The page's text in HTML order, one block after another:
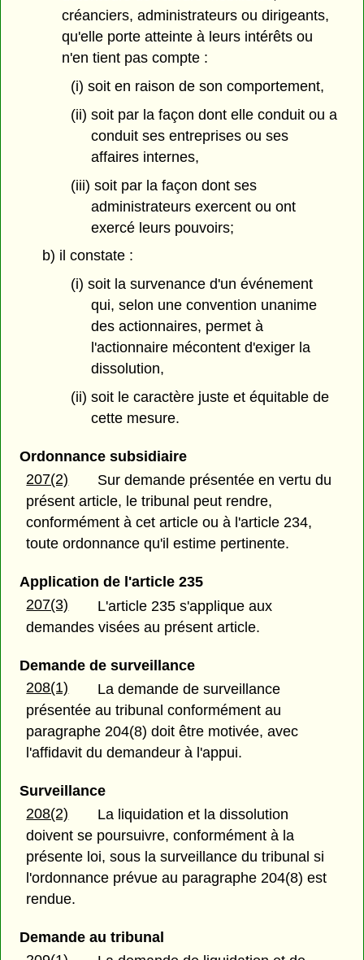
créanciers, administrateurs ou dirigeants,
qu'elle porte atteinte à leurs intérêts ou
n'en tient pas compte :
(i) soit en raison de son comportement,
(ii) soit par la façon dont elle conduit ou a
conduit ses entreprises ou ses
affaires internes,
(iii) soit par la façon dont ses
administrateurs exercent ou ont
exercé leurs pouvoirs;
b) il constate :
(i) soit la survenance d'un événement
qui, selon une convention unanime
des actionnaires, permet à
l'actionnaire mécontent d'exiger la
dissolution,
(ii) soit le caractère juste et équitable de
cette mesure.
Ordonnance subsidiaire
207(2)
Sur demande présentée en vertu du
présent article, le tribunal peut rendre,
conformément à cet article ou à l'article 234,
toute ordonnance qu'il estime pertinente.
Application de l'article 235
207(3)
L'article 235 s'applique aux
demandes visées au présent article.
Demande de surveillance
208(1)
La demande de surveillance
présentée au tribunal conformément au
paragraphe 204(8) doit être motivée, avec
l'affidavit du demandeur à l'appui.
Surveillance
208(2)
La liquidation et la dissolution
doivent se poursuivre, conformément à la
présente loi, sous la surveillance du tribunal si
l'ordonnance prévue au paragraphe 204(8) est
rendue.
Demande au tribunal